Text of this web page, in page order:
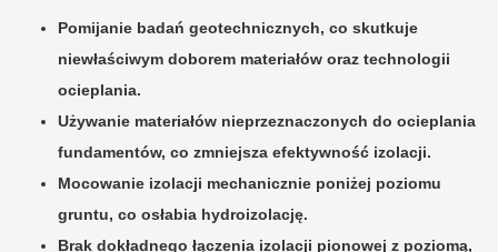
Pomijanie badań geotechnicznych, co skutkuje
niewłaściwym doborem materiałów oraz technologii
ocieplania.
Używanie materiałów nieprzeznaczonych do ocieplania
fundamentów, co zmniejsza efektywność izolacji.
Mocowanie izolacji mechanicznie poniżej poziomu
gruntu, co osłabia hydroizolację.
Brak dokładnego łączenia izolacji pionowej z poziomą,